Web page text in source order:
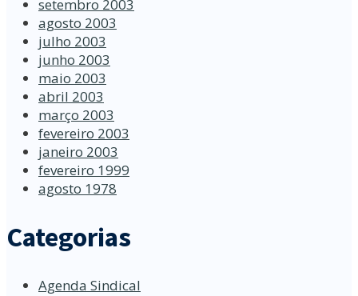
setembro 2003
agosto 2003
julho 2003
junho 2003
maio 2003
abril 2003
março 2003
fevereiro 2003
janeiro 2003
fevereiro 1999
agosto 1978
Categorias
Agenda Sindical